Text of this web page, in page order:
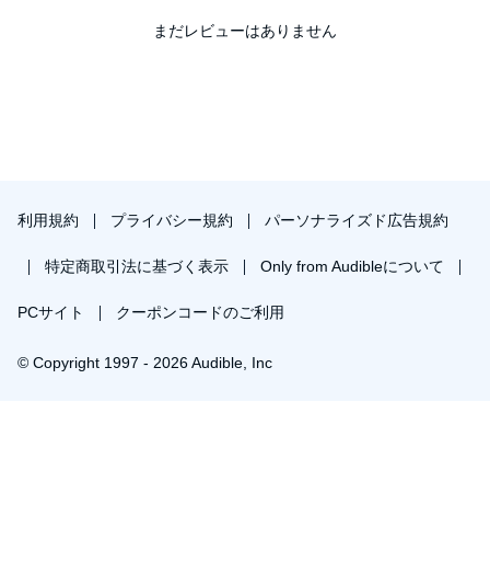
まだレビューはありません
利用規約 プライバシー規約 パーソナライズド広告規約
特定商取引法に基づく表示 Only from Audibleについて
PCサイト クーポンコードのご利用
© Copyright 1997 - 2026 Audible, Inc